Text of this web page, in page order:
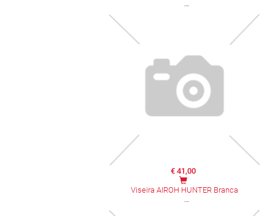
€ 41,00
Viseira AIROH HUNTER Branca